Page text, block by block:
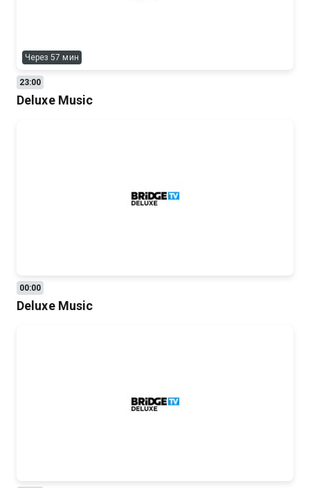
Через 57 мин
23:00
Deluxe Music
00:00
Deluxe Music